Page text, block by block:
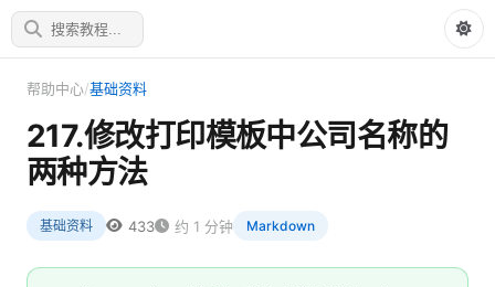
帮助中心/基础资料
217.修改打印模板中公司名称的
两种方法
基础资料 433 约 1 分钟 Markdown